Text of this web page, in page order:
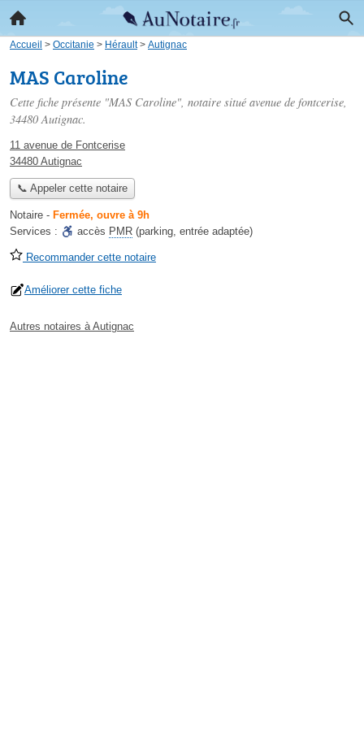
Accueil > Occitanie > Hérault> Autignac
MAS Caroline
Cette fiche présente "MAS Caroline", notaire situé avenue de fontcerise,
34480 Autignac.
11 avenue de Fontcerise
34480 Autignac
📞 Appeler cette notaire
Notaire - Fermée, ouvre à 9h
Services :
accès PMR (parking, entrée adaptée)
Recommander cette notaire
Améliorer cette fiche
Autres notaires à Autignac